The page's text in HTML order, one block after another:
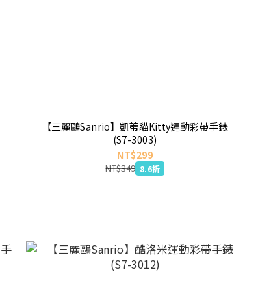
【三麗鷗Sanrio】凱蒂貓Kitty運動彩帶手錶
(S7-3003)
NT$299
NT$349 8.6折